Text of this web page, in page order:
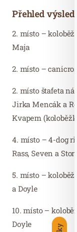
Přehled
2. místo –
Maja
2. místo –
2. místo štafeta
Jirka Mencák a
Kvapem
4. místo – 4-dog
Rass, Seven a
5. místo –
a Doyle
10. místo –
Doyle